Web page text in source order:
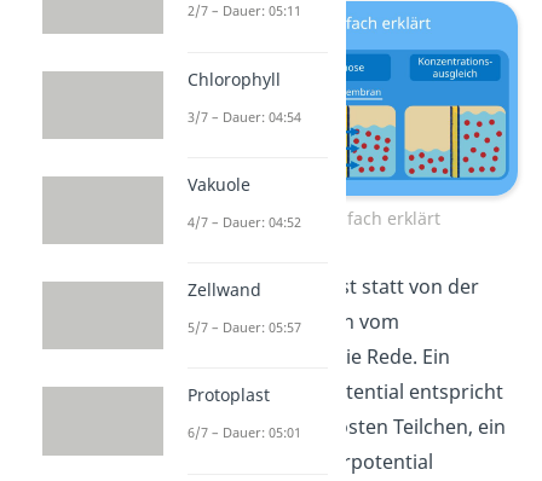
Osmose einfach erklärt
Übrigens:
Häufig ist statt von der
Konzentration auch vom
die Rede. Ein
höheres Wasserpotential entspricht
dabei weniger gelösten Teilchen, ein
niedrigeres Wasserpotential
2/7 – Dauer: 05:11
Chlorophyll
3/7 – Dauer: 04:54
Vakuole
4/7 – Dauer: 04:52
Zellwand
5/7 – Dauer: 05:57
Protoplast
6/7 – Dauer: 05:01